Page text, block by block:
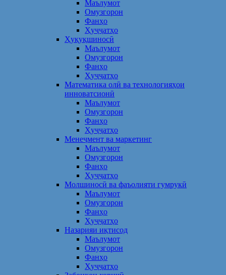
Маълумот
Омузгорон
Фанҳо
Ҳуҷҷатҳо
Ҳуқуқшиносӣ
Маълумот
Омузгорон
Фанҳо
Ҳуҷҷатҳо
Математика олӣ ва технологияҳои
инноватсионӣ
Маълумот
Омузгорон
Фанҳо
Ҳуҷҷатҳо
Менеҷмент ва маркетинг
Маълумот
Омузгорон
Фанҳо
Ҳуҷҷатҳо
Молшиносӣ ва фаъолияти гумрукӣ
Маълумот
Омузгорон
Фанҳо
Ҳуҷҷатҳо
Назарияи иқтисод
Маълумот
Омузгорон
Фанҳо
Ҳуҷҷатҳо